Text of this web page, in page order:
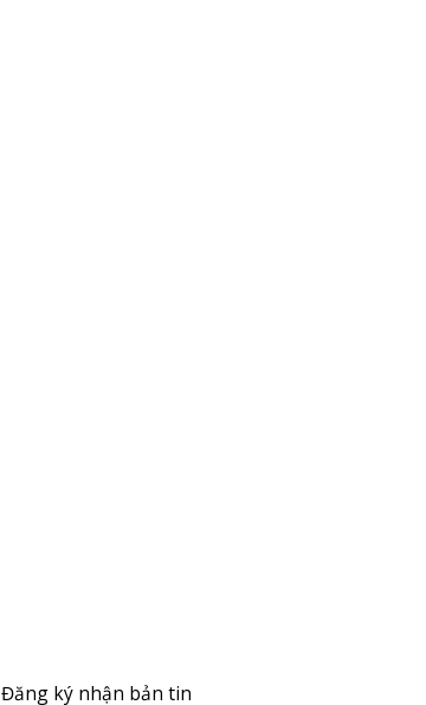
Đăng ký nhận bản tin